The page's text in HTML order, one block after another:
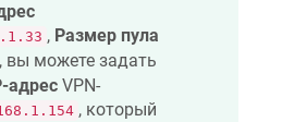
, Размер пула
, вы можете задать
адрес VPN-
, который